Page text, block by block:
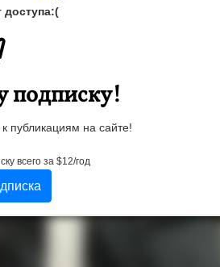
доступа:(
подписку!
публикациям на сайте!
всего за $12/год